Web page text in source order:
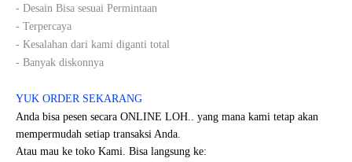
- Desain Bisa sesuai Permintaan
- Terpercaya
- Kesalahan dari kami diganti total
- Banyak diskonnya
YUK ORDER SEKARANG
Anda bisa pesen secara ONLINE LOH.. yang mana kami tetap akan
mempermudah setiap transaksi Anda.
Atau mau ke toko Kami. Bisa langsung ke: